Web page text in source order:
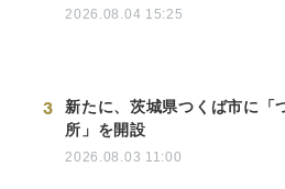
2026.08.04 15:25
3
新たに、茨城県つくば市に「
所」を開設
2026.08.03 11:00